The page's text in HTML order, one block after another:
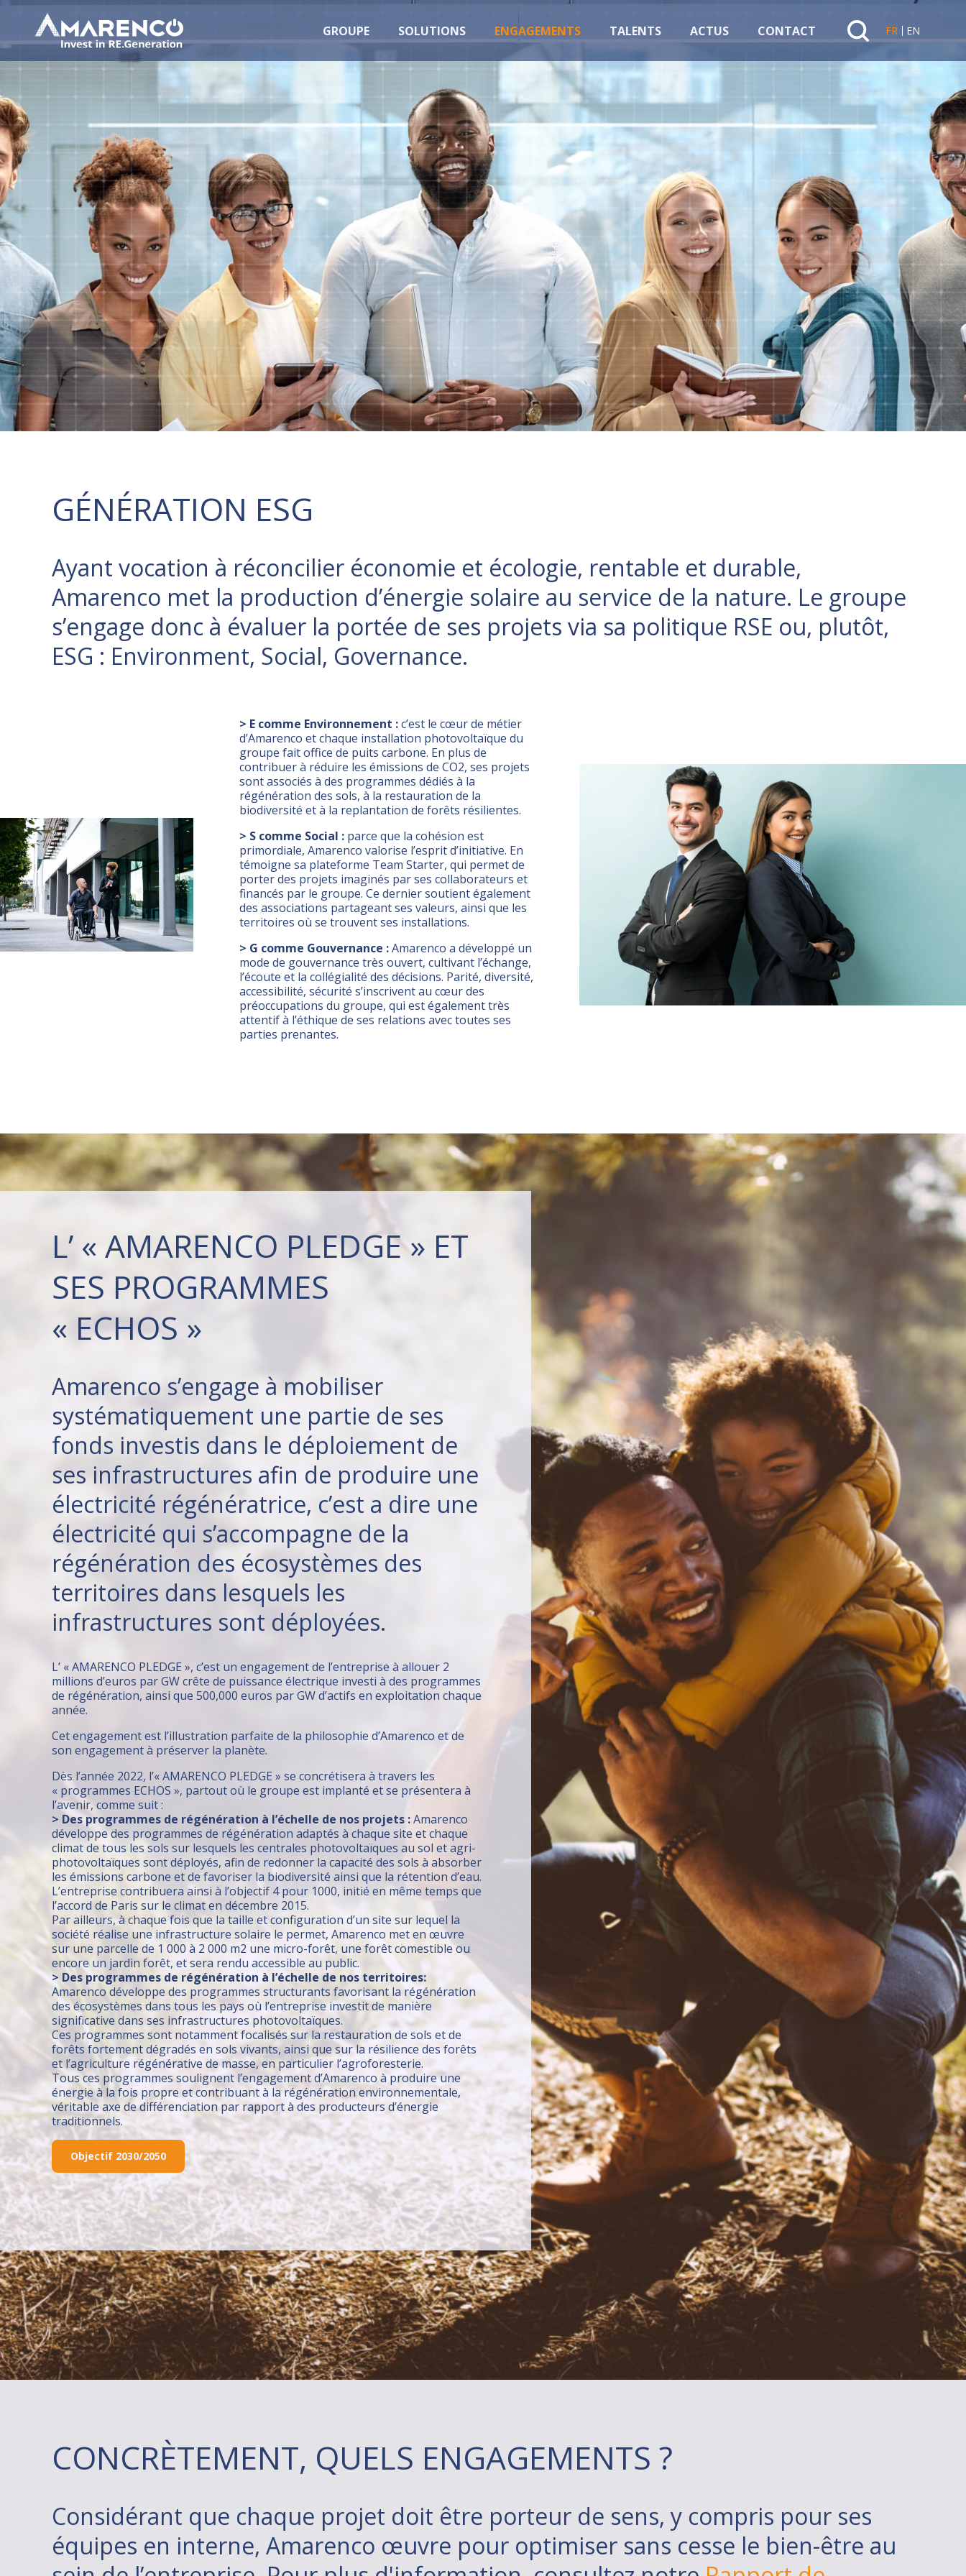
GROUPE SOLUTIONS ENGAGEMENTS TALENTS ACTUS CONTACT FR EN
GÉNÉRATION ESG
Ayant vocation à réconcilier économie et écologie, rentable et durable,
Amarenco met la production d’énergie solaire au service de la nature. Le groupe
s’engage donc à évaluer la portée de ses projets via sa politique RSE ou, plutôt,
ESG : Environment, Social, Governance.
> E comme Environnement :c’est le cœur de métier
d’Amarenco et chaque installation photovoltaïque du
groupe fait office de puits carbone. En plus de
contribuer à réduire les émissions de CO2, ses projets
sont associés à des programmes dédiés à la
régénération des sols, à la restauration de la
biodiversité et à la replantation de forêts résilientes.
> S comme Social :parce que la cohésion est
primordiale, Amarenco valorise l’esprit d’initiative. En
témoigne sa plateforme Team Starter, qui permet de
porter des projets imaginés par ses collaborateurs et
financés par le groupe. Ce dernier soutient également
des associations partageant ses valeurs, ainsi que les
territoires où se trouvent ses installations.
> G comme Gouvernance :Amarenco a développé un
mode de gouvernance très ouvert, cultivant l’échange,
l’écoute et la collégialité des décisions. Parité, diversité,
accessibilité, sécurité s’inscrivent au cœur des
préoccupations du groupe, qui est également très
attentif à l’éthique de ses relations avec toutes ses
parties prenantes.
L’ « AMARENCO PLEDGE » ET
SES PROGRAMMES
« ECHOS »
Amarenco s’engage à mobiliser
systématiquement une partie de ses
fonds investis dans le déploiement de
ses infrastructures afin de produire une
électricité régénératrice, c’est a dire une
électricité qui s’accompagne de la
régénération des écosystèmes des
territoires dans lesquels les
infrastructures sont déployées.
L’ « AMARENCO PLEDGE », c’est un engagement de l’entreprise à allouer 2
millions d’euros par GW crête de puissance électrique investi à des programmes
de régénération, ainsi que 500,000 euros par GW d’actifs en exploitation chaque
année.
Cet engagement est l’illustration parfaite de la philosophie d’Amarenco et de
son engagement à préserver la planète.
Dès l’année 2022, l’« AMARENCO PLEDGE » se concrétisera à travers les
« programmes ECHOS », partout où le groupe est implanté et se présentera à
l’avenir, comme suit :
> Des programmes de régénération à l’échelle de nos projets :Amarenco
développe des programmes de régénération adaptés à chaque site et chaque
climat de tous les sols sur lesquels les centrales photovoltaïques au sol et agri-
photovoltaïques sont déployés, afin de redonner la capacité des sols à absorber
les émissions carbone et de favoriser la biodiversité ainsi que la rétention d’eau.
L’entreprise contribuera ainsi à l’objectif 4 pour 1000, initié en même temps que
l’accord de Paris sur le climat en décembre 2015.
Par ailleurs, à chaque fois que la taille et configuration d’un site sur lequel la
société réalise une infrastructure solaire le permet, Amarenco met en œuvre
sur une parcelle de 1 000 à 2 000 m2 une micro-forêt, une forêt comestible ou
encore un jardin forêt, et sera rendu accessible au public.
> Des programmes de régénération à l’échelle de nos territoires:
Amarenco développe des programmes structurants favorisant la régénération
des écosystèmes dans tous les pays où l’entreprise investit de manière
significative dans ses infrastructures photovoltaïques.
Ces programmes sont notamment focalisés sur la restauration de sols et de
forêts fortement dégradés en sols vivants, ainsi que sur la résilience des forêts
et l’agriculture régénérative de masse, en particulier l’agroforesterie.
Tous ces programmes soulignent l’engagement d’Amarenco à produire une
énergie à la fois propre et contribuant à la régénération environnementale,
véritable axe de différenciation par rapport à des producteurs d’énergie
traditionnels.
Objectif 2030/2050
CONCRÈTEMENT, QUELS ENGAGEMENTS ?
Considérant que chaque projet doit être porteur de sens, y compris pour ses
équipes en interne, Amarenco œuvre pour optimiser sans cesse le bien-être au